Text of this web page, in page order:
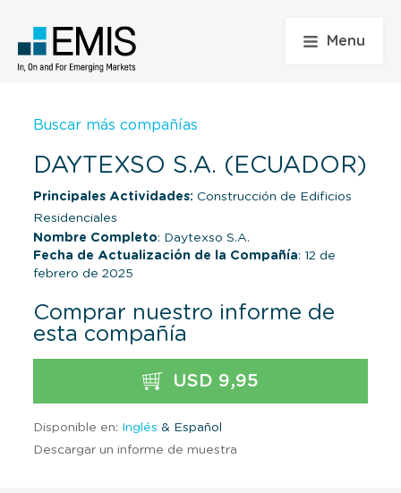
Menu
Buscar más compañías
DAYTEXSO S.A. (ECUADOR)
Principales Actividades: Construcción de Edificios
Residenciales
Nombre Completo: Daytexso S.A.
Fecha de Actualización de la Compañía: 12 de
febrero de 2025
Comprar nuestro informe de
esta compañía
USD 9,95
Disponible en: Inglés & Español
Descargar un informe de muestra